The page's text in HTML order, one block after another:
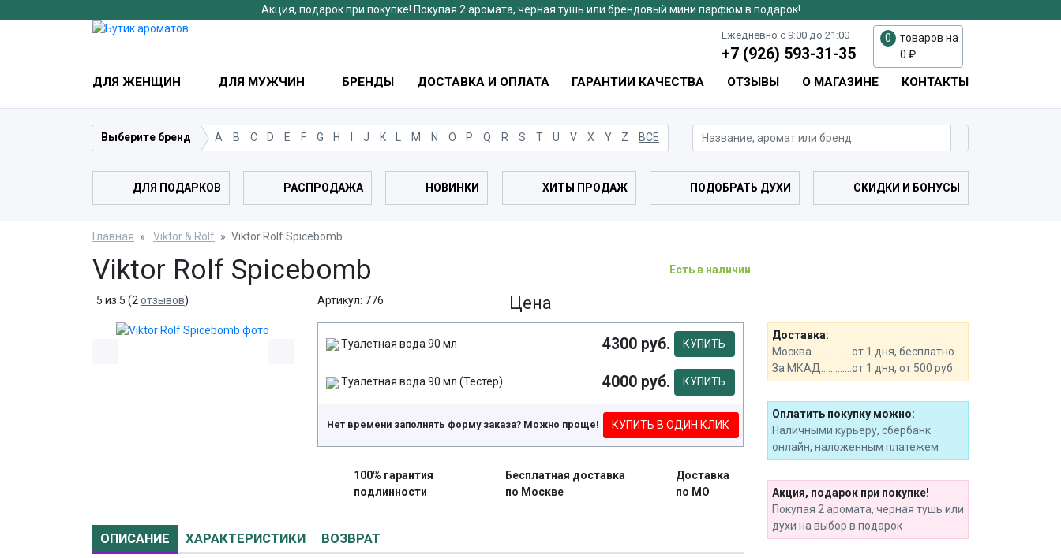
Акция, подарок при покупке! Покупая 2 аромата, черная тушь или брендовый мини парфюм в подарок!
Ежедневно с 9:00 до 21:00
+7 (926) 593-31-35
0
товаров на
0 ₽
ДЛЯ ЖЕНЩИН ДЛЯ МУЖЧИН БРЕНДЫ ДОСТАВКА И ОПЛАТА ГАРАНТИИ КАЧЕСТВА ОТЗЫВЫ О МАГАЗИНЕ КОНТАКТЫ
Выберите бренд A B C D E F G H J K L M N O P Q R S T U V X Y Z ВСЕ
ДЛЯ ПОДАРКОВ РАСПРОДАЖА НОВИНКИ ХИТЫ ПРОДАЖ ПОДОБРАТЬ ДУХИ СКИДКИ И БОНУСЫ
Главная Viktor & Rolf Viktor Rolf Spicebomb
Viktor Rolf Spicebomb Есть в наличии
5 из 5 (2 отзывов) Артикул: 776 Цена
Туалетная вода 90 мл 4300 руб. КУПИТЬ
Туалетная вода 90 мл (Тестер) 4000 руб. КУПИТЬ
Нет времени заполнять форму заказа? Можно проще! КУПИТЬ В ОДИН КЛИК
100% гарантия
подлинности
Бесплатная доставка
по Москве
Доставка
по МО
ОПИСАНИЕ ХАРАКТЕРИСТИКИ ВОЗВРАТ
Доставка:
Москва.................от 1 дня, бесплатно
За МКАД.............от 1 дня, от 500 руб.
Оплатить покупку можно:
Наличными курьеру, сбербанк
онлайн, наложенным платежем
Акция, подарок при покупке!
Покупая 2 аромата, черная тушь или
духи на выбор в подарок